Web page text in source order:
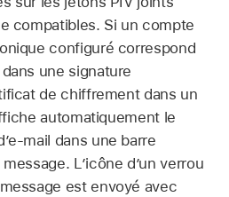
compatibles. Si un compte
configuré correspond
une signature
de chiffrement dans un
automatiquement le
mail dans une barre
L’icône d’un verrou
est envoyé avec